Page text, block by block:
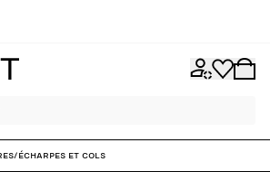
/Écharpes et cols